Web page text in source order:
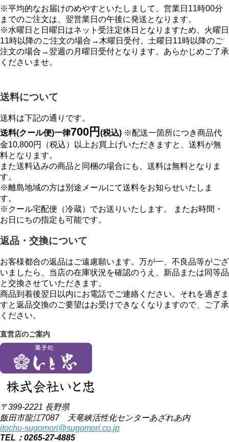
※平均的なお届けのめやすといたしまして、営業日11時00分
までのご注文は、翌営業日の午後に発送となります。
※水曜日と日曜日はネット受注定休日となりますため、火曜日
11時以降のご注文の場合→木曜日受付、土曜日11時以降のご
注文の場合→翌週の月曜日受付となります。あらかじめご了承
くださいませ。
送料について
送料は下記の通りです。
送料(クール便)一律700円 (税込) ※配送一箇所につき商品代
金10,800円（税込）以上お買上げいただきますと、送料が無
料となります。
また送料込みの商品と同梱の場合にも、送料は無料となりま
す。
※離島地域の方は別途メールにて送料をお知らせいたしま
す。
※クール宅配便（冷蔵）でお送りいたします。 またお時間・
お日にちの指定も可能です。
返品・交換について
お客様都合の返品はご遠慮願います。万が一、不良品等がござ
いましたら、当店の在庫状況を確認のうえ、新品または同等品
と交換させていただきます。
商品到着後翌日以内にお電話でご連絡ください。それを過ぎま
すと返品交換のご要望はお受けできなくなりますので、ご了承
ください。
直営店のご案内
〒399-2221 長野県
飯田市龍江7087 天竜峡活性化センターあざれあ内
itochu-sugomori@sugomori.co.jp
TEL：0265-27-4885